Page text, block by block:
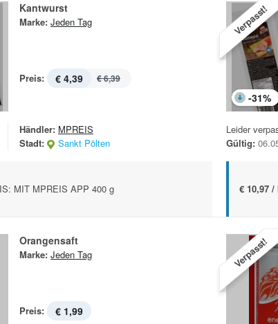
Kantwurst
Marke: Jeden Tag
Preis: € 4,39 € 6,39
Händler: MPREIS
Stadt:
Sankt Pölten
MIT MPREIS APP 400 g
Verpasst!
-31%
Leider
Gültig:
€ 10,97 /
Orangensaft
Marke: Jeden Tag
Preis: € 1,99
Verpasst!